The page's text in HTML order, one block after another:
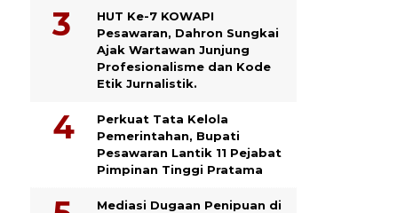
HUT Ke-7 KOWAPI
Pesawaran, Dahron Sungkai
Ajak Wartawan Junjung
Profesionalisme dan Kode
Etik Jurnalistik.
Perkuat Tata Kelola
Pemerintahan, Bupati
Pesawaran Lantik 11 Pejabat
Pimpinan Tinggi Pratama
Mediasi Dugaan Penipuan di